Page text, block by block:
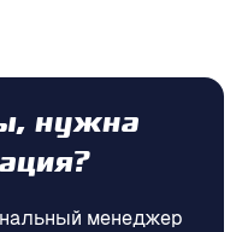
нужна
менеджер